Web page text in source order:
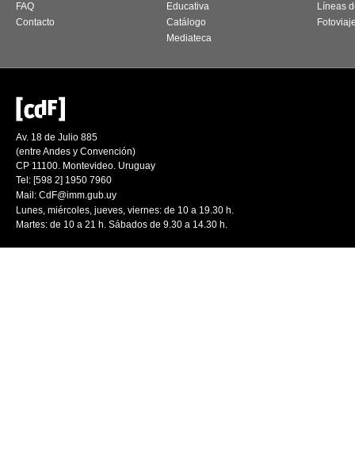
FAQ
Contacto
Educativa
Catálogo
Mediateca
Líneas
Av. 18 de Julio 885
(entre Andes y Convención)
CP 11100. Montevideo. Uruguay
Tel: [598 2] 1950 7960
Mail: CdF@imm.gub.uy
Lunes, miércoles, jueves, viernes: de 10 a 19.30 h.
Martes: de 10 a 21 h. Sábados de 9.30 a 14.30 h.